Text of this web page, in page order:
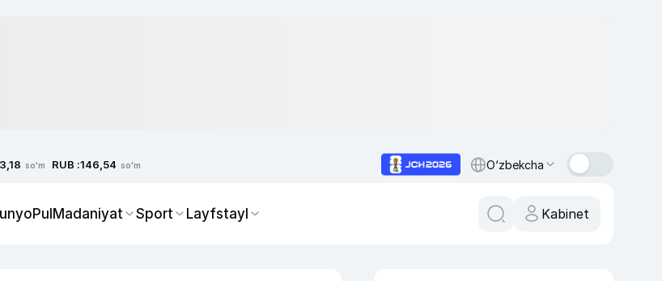
so'm RUB :146,54 so'm O‘zbekcha
PulMadaniyat Sport Layfstayl Kabinet